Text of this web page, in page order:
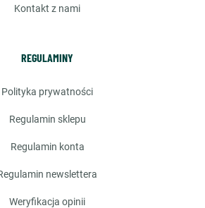
kontakt z nami
REGULAMINY
polityka prywatności
regulamin sklepu
regulamin konta
regulamin newslettera
weryfikacja opinii